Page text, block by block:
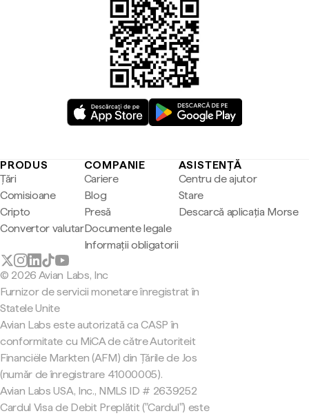
PRODUS
Țări
Comisioane
Cripto
Convertor valutar
COMPANIE
Cariere
Blog
Presă
Documente legale
Informații obligatorii
ASISTENȚĂ
Centru de ajutor
Stare
Descarcă aplicația Morse
© 2026 Avian Labs, Inc
Furnizor de servicii monetare înregistrat în
Statele Unite
Avian Labs este autorizată ca CASP în
conformitate cu MiCA de către Autoriteit
Financiële Markten (AFM) din Țările de Jos
(număr de înregistrare 41000005).
Avian Labs USA, Inc., NMLS ID # 2639252
Cardul Visa de Debit Preplătit ("Cardul") este